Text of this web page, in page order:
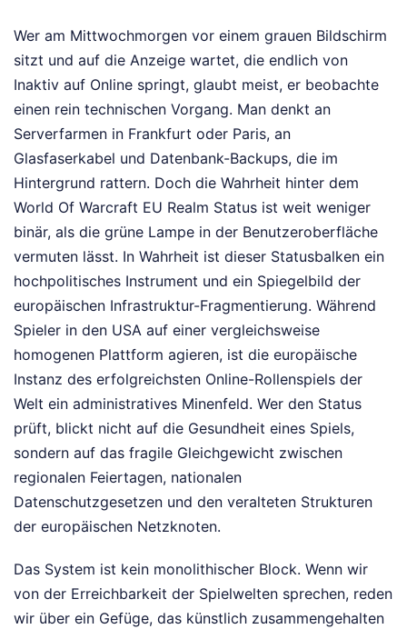
Wer am Mittwochmorgen vor einem grauen Bildschirm
sitzt und auf die Anzeige wartet, die endlich von
Inaktiv auf Online springt, glaubt meist, er beobachte
einen rein technischen Vorgang. Man denkt an
Serverfarmen in Frankfurt oder Paris, an
Glasfaserkabel und Datenbank-Backups, die im
Hintergrund rattern. Doch die Wahrheit hinter dem
World Of Warcraft EU Realm Status ist weit weniger
binär, als die grüne Lampe in der Benutzeroberfläche
vermuten lässt. In Wahrheit ist dieser Statusbalken ein
hochpolitisches Instrument und ein Spiegelbild der
europäischen Infrastruktur-Fragmentierung. Während
Spieler in den USA auf einer vergleichsweise
homogenen Plattform agieren, ist die europäische
Instanz des erfolgreichsten Online-Rollenspiels der
Welt ein administratives Minenfeld. Wer den Status
prüft, blickt nicht auf die Gesundheit eines Spiels,
sondern auf das fragile Gleichgewicht zwischen
regionalen Feiertagen, nationalen
Datenschutzgesetzen und den veralteten Strukturen
der europäischen Netzknoten.
Das System ist kein monolithischer Block. Wenn wir
von der Erreichbarkeit der Spielwelten sprechen, reden
wir über ein Gefüge, das künstlich zusammengehalten